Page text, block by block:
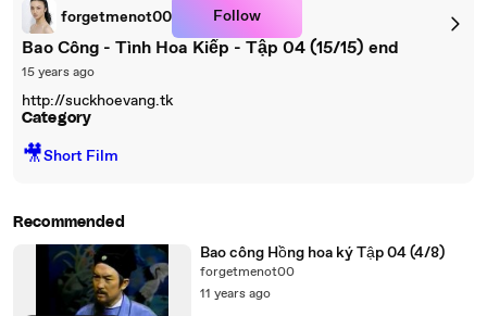
forgetmenot00 Follow
Bao Công - Tình Hoa Kiếp - Tập 04 (15/15) end
15 years ago
http://suckhoevang.tk
Category
🎥Short Film
Recommended
Bao công Hồng hoa ký Tập 04 (4/8)
forgetmenot00
11 years ago